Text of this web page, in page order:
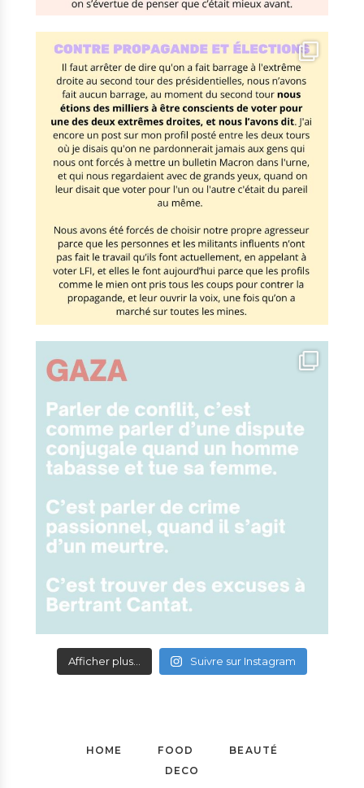
Afficher plus... Suivre sur Instagram
HOME FOOD
BEAUTÉ
DECO